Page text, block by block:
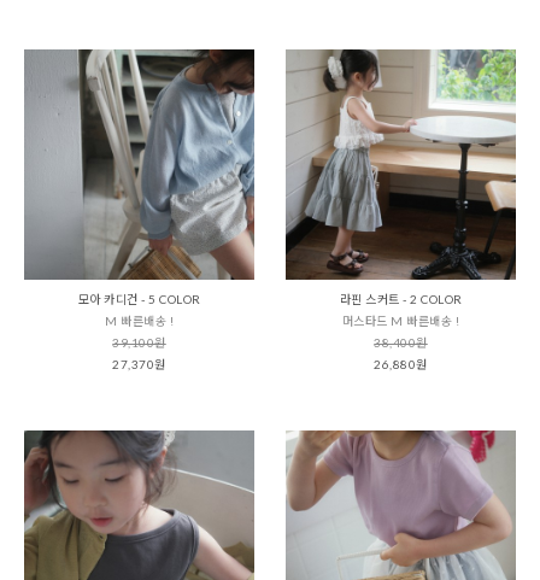
모아 카디건 - 5 COLOR
M 빠른배송 !
39,100원
27,370원
라핀 스커트 - 2 COLOR
머스타드 M 빠른배송 !
38,400원
26,880원